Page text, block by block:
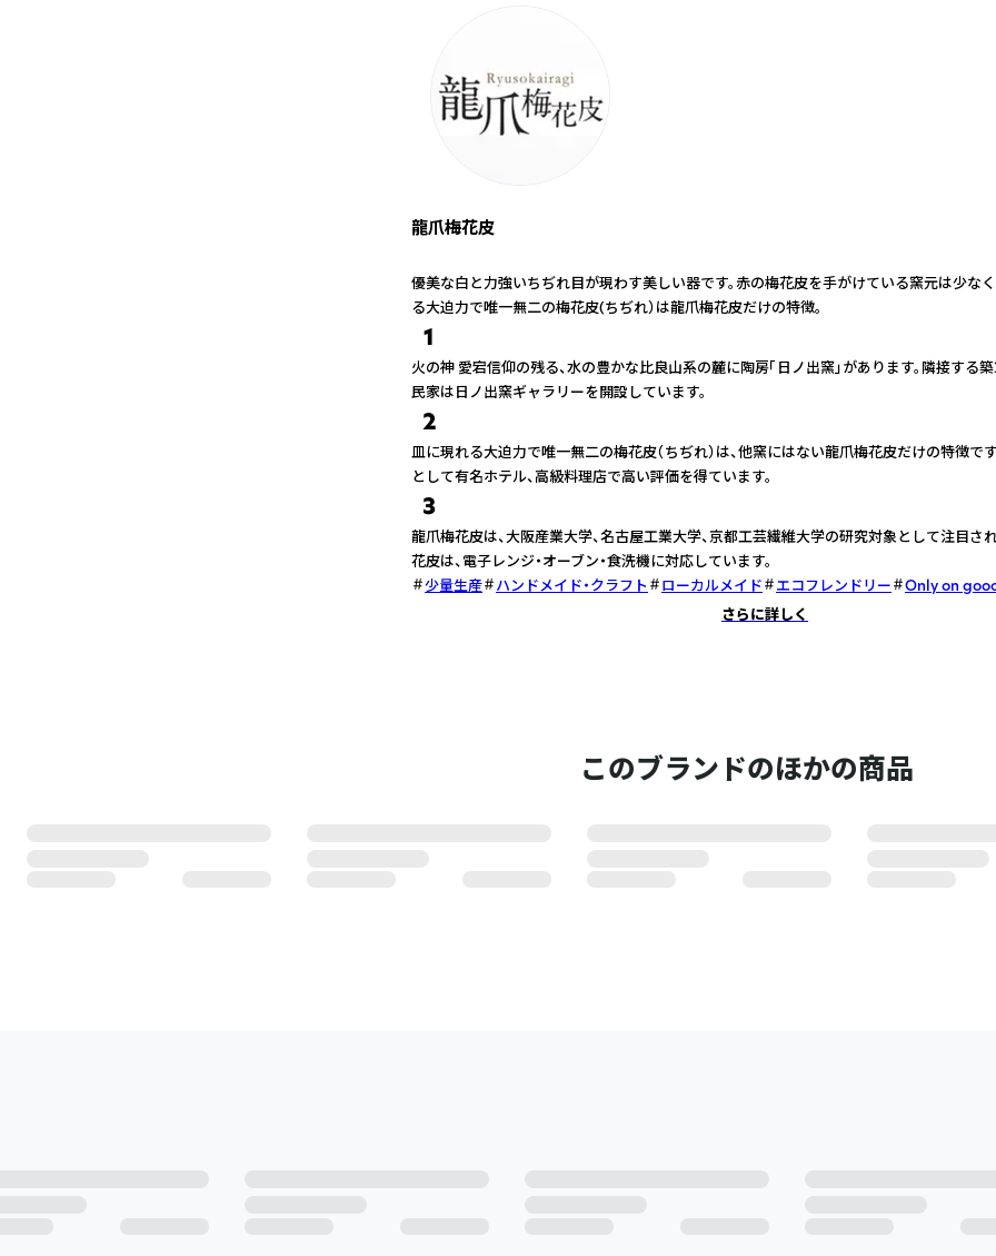
龍爪梅花皮
優美な白と力強いちぢれ目が現わす美しい器です。赤の梅花皮を手がけている窯元は少な
る大迫力で唯一無二の梅花皮(ちぢれ）は龍爪梅花皮だけの特徴。
1
火の神 愛宕信仰の残る、水の豊かな比良山系の麓に陶房「日ノ出窯」があります。隣接する
民家は日ノ出窯ギャラリーを開設しています。
2
皿に現れる大迫力で唯一無二の梅花皮（ちぢれ）は、他窯にはない龍爪梅花皮だけの特徴で
として有名ホテル、高級料理店で高い評価を得ています。
3
龍爪梅花皮は、大阪産業大学、名古屋工業大学、京都工芸繊維大学の研究対象として注目さ
花皮は、電子レンジ・オーブン・食洗機に対応しています。
少量生産
ハンドメイド・クラフト ローカルメイド エコフレンドリー
Only on
さらに詳しく
このブランドのほかの商品